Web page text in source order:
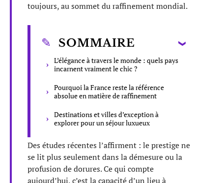
toujours, au sommet du raffinement mondial.
SOMMAIRE
L’élégance à travers le monde : quels pays
incarnent vraiment le chic ?
Pourquoi la France reste la référence
absolue en matière de raffinement
Destinations et villes d’exception à
explorer pour un séjour luxueux
Des études récentes l’affirment : le prestige ne
se lit plus seulement dans la démesure ou la
profusion de dorures. Ce qui compte
aujourd’hui, c’est la capacité d’un lieu à